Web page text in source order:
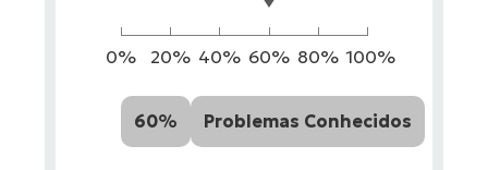
0% 20% 40% 60% 80% 100%
60% Problemas Conhecidos